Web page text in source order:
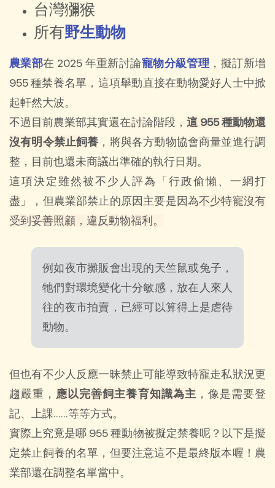
台灣獼猴
所有野生動物
農業部在 2025 年重新討論寵物分級管理 ，擬訂新增
955 種禁養名單，這項舉動直接在動物愛好人士中掀
起軒然大波。
不過目前農業部其實還在討論階段， 這 955 種動物還
沒有明令禁止飼養 ，將與各方動物協會商量並進行調
整，目前也還未商議出準確的執行日期。
這項決定雖然被不少人評為「行政偷懶、一網打
盡」，但農業部禁止的原因主要是因為不少特寵沒有
受到妥善照顧，違反動物福利。
例如夜市攤販會出現的天竺鼠或兔子，
牠們對環境變化十分敏感，放在人來人
往的夜市拍賣，已經可以算得上是虐待
動物。
但也有不少人反應一昧禁止可能導致特寵走私狀況更
趨嚴重， 應以完善飼主養育知識為主 ，像是需要登
記、上課……等等方式。
實際上究竟是哪 955 種動物被擬定禁養呢？以下是擬
定禁止飼養的名單，但要注意這不是最終版本喔！農
業部還在調整名單當中。